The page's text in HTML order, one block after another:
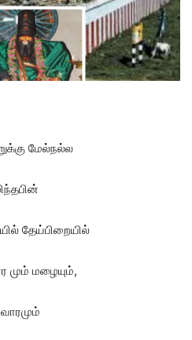
மேல்நல்ல
தேய்பிறையில்
மும் மழையும்,